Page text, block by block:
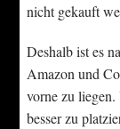
nicht gekauft
Deshalb ist es
Amazon und
vorne zu
besser zu